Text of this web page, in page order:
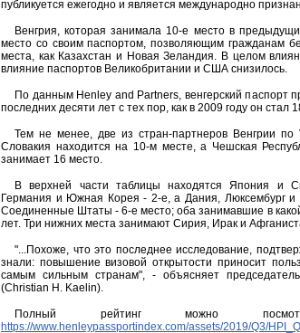
публикуется ежегодно и является международно
Венгрия, которая занимала 10-е место в
место со своим паспортом, позволяющим гражданам
места, как Казахстан и Новая Зеландия. В целом
влияние паспортов Великобритании и США снизилось.
По данным Henley and Partners, венгерский паспорт
последних десяти лет с тех пор, как в 2009 году он стал
Тем не менее, две из стран-партнеров Венгрии
Словакия находится на 10-м месте, а Чешская
занимает 16 место.
В верхней части таблицы находятся Япония и
Германия и Южная Корея - 2-е, а Дания, Люксембург
Соединенные Штаты - 6-е место; оба занимавшие в
лет. Три нижних места занимают Сирия, Ирак и
"...Похоже, что это последнее исследование,
знали: повышение визовой открытости приносит
самым сильным странам", - объясняет
(Christian H. Kaelin).
Полный рейтинг можно
https://www.henleypassportindex.com/assets/2019/Q3/